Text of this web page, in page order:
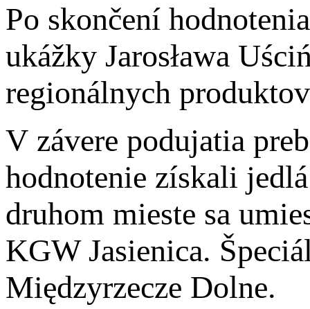
Po skončení
ukážky Jarosława
regionálnych
V závere podujatia
hodnotenie získali
druhom mieste sa
KGW Jasienica.
Międzyrzecze Dolne.